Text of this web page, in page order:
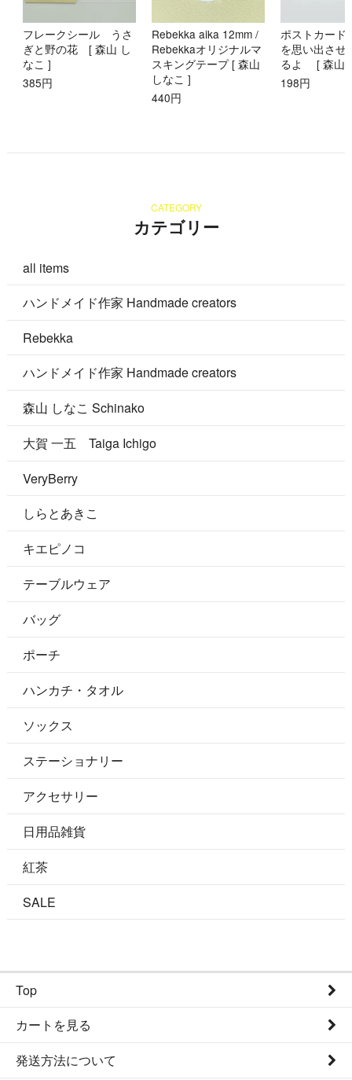
フレークシール うさ
ぎと野の花 [ 森山 し
なこ ]
385円
Rebekka aika 12mm /
Rebekkaオリジナルマ
スキングテープ [ 森山
しなこ ]
440円
ポストカー
を思い出させ
るよ [ 森山
198円
CATEGORY
カテゴリー
all items
ハンドメイド作家 Handmade creators
Rebekka
ハンドメイド作家 Handmade creators
森山 しなこ Schinako
大賀 一五 Taiga Ichigo
VeryBerry
しらとあきこ
キエピノコ
テーブルウェア
バッグ
ポーチ
ハンカチ・タオル
ソックス
ステーショナリー
アクセサリー
日用品雑貨
紅茶
SALE
Top
カートを見る
発送方法について